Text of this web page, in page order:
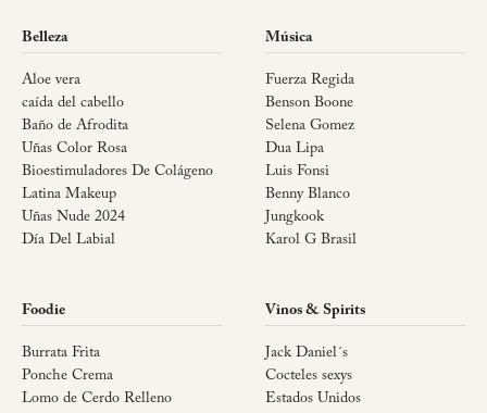
Belleza
Aloe vera
caída del cabello
Baño de Afrodita
Uñas Color Rosa
Bioestimuladores De Colágeno
Latina Makeup
Uñas Nude 2024
Día Del Labial
Música
Fuerza Regida
Benson Boone
Selena Gomez
Dua Lipa
Luis Fonsi
Benny Blanco
Jungkook
Karol G Brasil
Foodie
Burrata Frita
Ponche Crema
Lomo de Cerdo Relleno
Vinos & Spirits
Jack Daniel´s
Cocteles sexys
Estados Unidos